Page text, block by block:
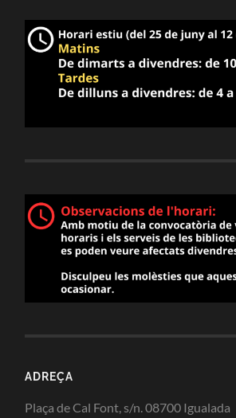
ADREÇA
Plaça de Cal Font, s/n. 08700 Igualada